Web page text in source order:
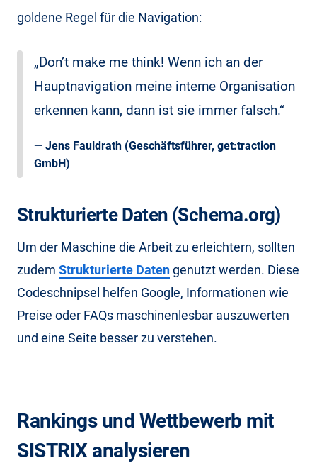
goldene Regel für die Navigation:
„Don’t make me think! Wenn ich an der
Hauptnavigation meine interne Organisation
erkennen kann, dann ist sie immer falsch.“
— Jens Fauldrath (Geschäftsführer, get:traction
GmbH)
Strukturierte Daten (Schema.org)
Um der Maschine die Arbeit zu erleichtern, sollten
zudem Strukturierte Datengenutzt werden. Diese
Codeschnipsel helfen Google, Informationen wie
Preise oder FAQs maschinenlesbar auszuwerten
und eine Seite besser zu verstehen.
Rankings und Wettbewerb mit
SISTRIX analysieren